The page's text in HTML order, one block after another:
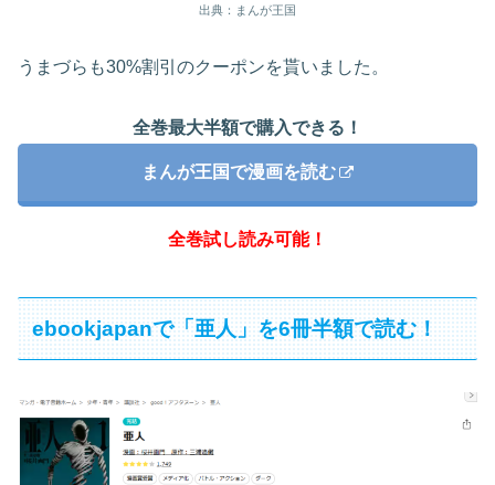
出典：まんが王国
うまづらも30%割引のクーポンを貰いました。
全巻最大半額で購入できる！
まんが王国で漫画を読む
全巻試し読み可能！
ebookjapanで「亜人」を6冊半額で読む！